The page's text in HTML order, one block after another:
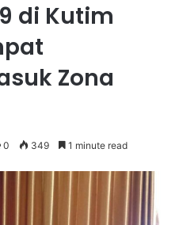
di Kutim
Zona
0 349 1 minute read